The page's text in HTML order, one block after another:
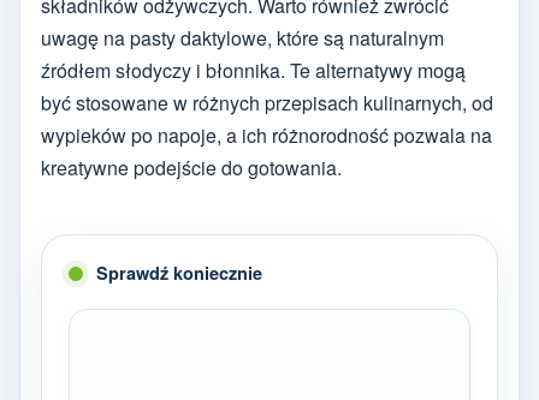
składników odżywczych. Warto również zwrócić
uwagę na pasty daktylowe, które są naturalnym
źródłem słodyczy i błonnika. Te alternatywy mogą
być stosowane w różnych przepisach kulinarnych, od
wypieków po napoje, a ich różnorodność pozwala na
kreatywne podejście do gotowania.
Sprawdź koniecznie